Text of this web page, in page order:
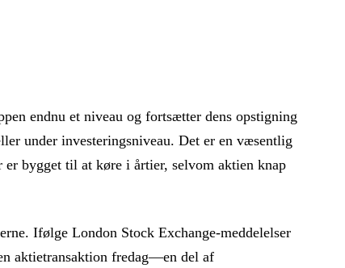
endnu et niveau og fortsætter dens opstigning
under investeringsniveau. Det er en væsentlig
bygget til at køre i årtier, selvom aktien knap
Ifølge London Stock Exchange-meddelelser
aktietransaktion fredag—en del af